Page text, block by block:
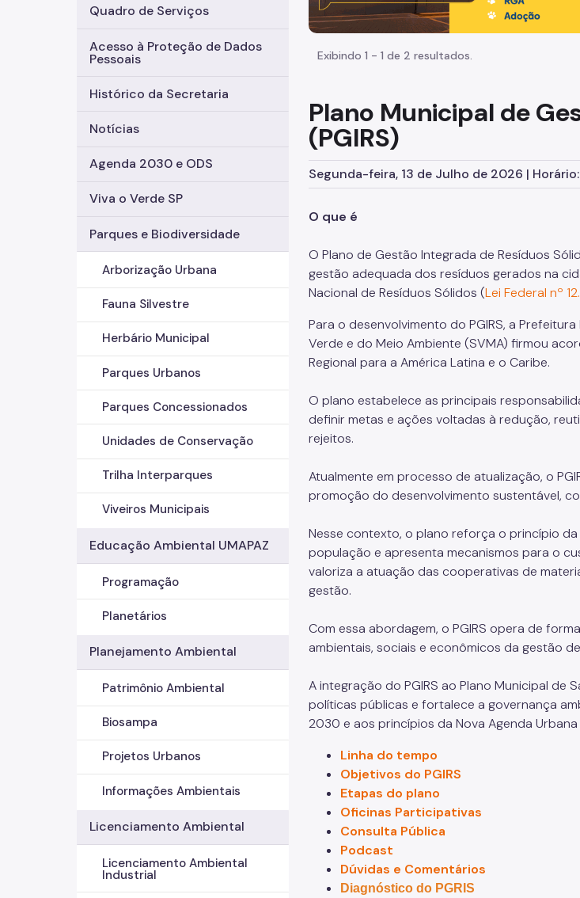
Quadro de Serviços
Acesso à Proteção de Dados
Pessoais
Histórico da Secretaria
Notícias
Agenda 2030 e ODS
Viva o Verde SP
Parques e Biodiversidade
Arborização Urbana
Fauna Silvestre
Herbário Municipal
Parques Urbanos
Parques Concessionados
Unidades de Conservação
Trilha Interparques
Viveiros Municipais
Educação Ambiental UMAPAZ
Programação
Planetários
Planejamento Ambiental
Patrimônio Ambiental
Biosampa
Projetos Urbanos
Informações Ambientais
Licenciamento Ambiental
Licenciamento Ambiental
Industrial
Exibindo 1 - 1 de 2 resultados.
Plano Municipal de
(PGIRS)
Segunda-feira, 13 de Julho de 2026 |
O que é
O Plano de Gestão Integrada de Resíduos
gestão adequada dos resíduos gerados na
Nacional de Resíduos Sólidos (Lei Federal nº
Para o desenvolvimento do PGIRS, a
Verde e do Meio Ambiente (SVMA) firmou
Regional para a América Latina e o Caribe.
O plano estabelece as principais
definir metas e ações voltadas à redução,
rejeitos.
Atualmente em processo de atualização, o
promoção do desenvolvimento sustentável,
Nesse contexto, o plano reforça o princípio
população e apresenta mecanismos para o
valoriza a atuação das cooperativas de
gestão.
Com essa abordagem, o PGIRS opera de
ambientais, sociais e econômicos da gestão
A integração do PGIRS ao Plano Municipal
políticas públicas e fortalece a governança
2030 e aos princípios da Nova Agenda Urbana
Linha do tempo
Objetivos do PGIRS
Etapas do plano
Oficinas Participativas
Consulta Pública
Podcast
Dúvidas e Comentários
Diagnóstico do PGRIS